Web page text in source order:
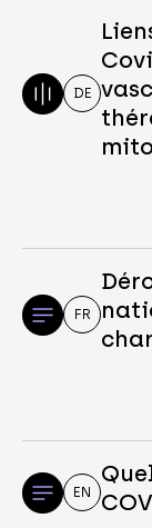
DE
FR
EN